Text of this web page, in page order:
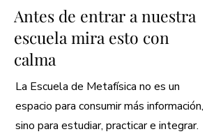
Antes de entrar a nuestra
escuela mira esto con
calma
La Escuela de Metafísica no es un
espacio para consumir más información,
sino para estudiar, practicar e integrar.